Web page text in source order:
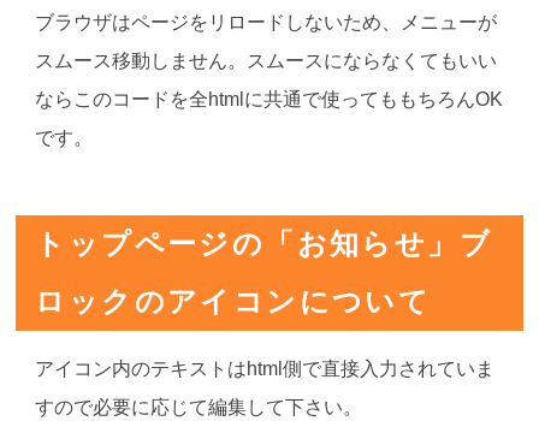
ブラウザはページをリロードしないため、メニューが
スムース移動しません。スムースにならなくてもいい
ならこのコードを全htmlに共通で使ってももちろんOK
です。
トップページの「お知らせ」ブ
ロックのアイコンについて
アイコン内のテキストはhtml側で直接入力されていま
すので必要に応じて編集して下さい。